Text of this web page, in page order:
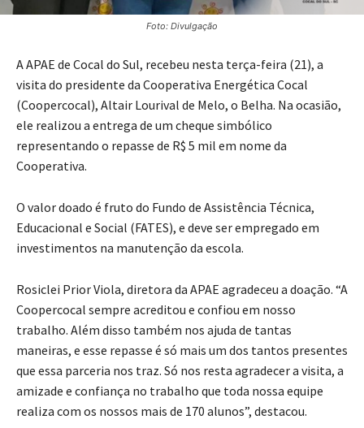
Foto: Divulgação
A APAE de Cocal do Sul, recebeu nesta terça-feira (21), a
visita do presidente da Cooperativa Energética Cocal
(Coopercocal), Altair Lourival de Melo, o Belha. Na ocasião,
ele realizou a entrega de um cheque simbólico
representando o repasse de R$ 5 mil em nome da
Cooperativa.
O valor doado é fruto do Fundo de Assistência Técnica,
Educacional e Social (FATES), e deve ser empregado em
investimentos na manutenção da escola.
Rosiclei Prior Viola, diretora da APAE agradeceu a doação. “A
Coopercocal sempre acreditou e confiou em nosso
trabalho. Além disso também nos ajuda de tantas
maneiras, e esse repasse é só mais um dos tantos presentes
que essa parceria nos traz. Só nos resta agradecer a visita, a
amizade e confiança no trabalho que toda nossa equipe
realiza com os nossos mais de 170 alunos”, destacou.